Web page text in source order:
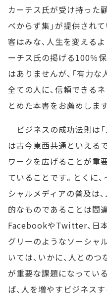
カーチス氏が受け持った
べからず集」が提供され
客はみな、人生を変える
ーチス氏の掲げる100％
はありませんが、「有力
全ての人に、信頼できる
とめた本書をお薦めします
ビジネスの成功法則は
は古今東西共通といえる
ワークを広げることが重
ていることです。とくに
シャルメディアの普及は
的なものであることは間
FacebookやTwitter、日
グリーのようなソーシャ
いては、いかに、人との
が重要な課題になってい
ば、人を増やすビジネス